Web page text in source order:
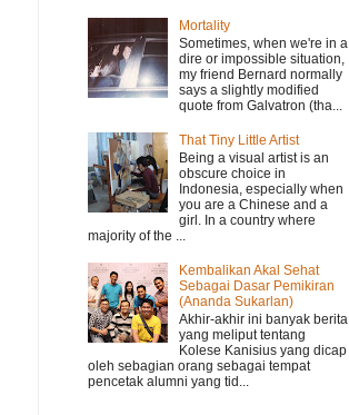
Mortality
Sometimes, when we're in a
dire or impossible situation,
my friend Bernard normally
says a slightly modified
quote from Galvatron (tha...
That Tiny Little Artist
Being a visual artist is an
obscure choice in
Indonesia, especially when
you are a Chinese and a
girl. In a country where
majority of the ...
Kembalikan Akal Sehat
Sebagai Dasar Pemikiran
(Ananda Sukarlan)
Akhir-akhir ini banyak berita
yang meliput tentang
Kolese Kanisius yang dicap
oleh sebagian orang sebagai tempat
pencetak alumni yang tid...